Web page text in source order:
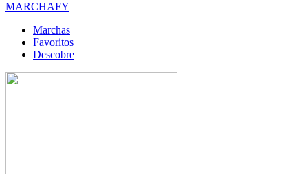
MARCHAFY
Marchas
Favoritos
Descobre